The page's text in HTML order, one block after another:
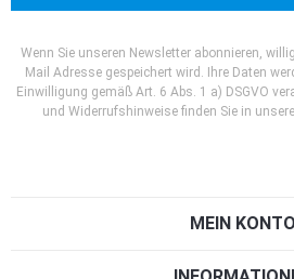
Wenn Sie unseren Newsletter abonnieren,
Mail Adresse gespeichert wird. Ihre Daten
Einwilligung gemäß Art. 6 Abs. 1 a) DSGVO
und Widerrufshinweise finden Sie in
MEIN KONTO